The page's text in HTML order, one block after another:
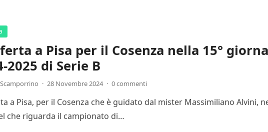
a Pisa per il Cosenza nella 15°
2025 di Serie B
· 28 Novembre 2024 · 0 commenti
a Pisa, per il Cosenza che è guidato dal mister Massimiliano Alvini,
che riguarda il campionato di…